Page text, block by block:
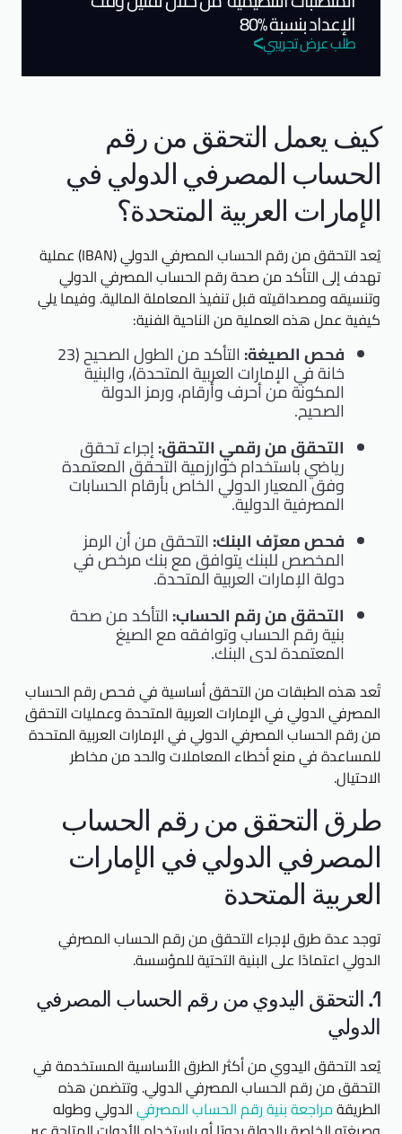
الإعداد بنسبة %80
طلب عرض تجريبي
كيف يعمل التحقق من رقم
الحساب المصرفي الدولي في
الإمارات العربية المتحدة؟
يُعد التحقق من رقم الحساب المصرفي الدولي (IBAN) عملية
تهدف إلى التأكد من صحة رقم الحساب المصرفي الدولي
وتنسيقه ومصداقيته قبل تنفيذ المعاملة المالية. وفيما يلي
كيفية عمل هذه العملية من الناحية الفنية:
فحص الصيغة: التأكد من الطول الصحيح (23
خانة في الإمارات العربية المتحدة)، والبنية
المكونة من أحرف وأرقام، ورمز الدولة
الصحيح.
التحقق من رقمي التحقق:إجراء تحقق
رياضي باستخدام خوارزمية التحقق المعتمدة
وفق المعيار الدولي الخاص بأرقام الحسابات
المصرفية الدولية.
فحص معرّف البنك: التحقق من أن الرمز
المخصص للبنك يتوافق مع بنك مرخص في
دولة الإمارات العربية المتحدة.
التحقق من رقم الحساب: التأكد من صحة
بنية رقم الحساب وتوافقه مع الصيغ
المعتمدة لدى البنك.
تُعد هذه الطبقات من التحقق أساسية في فحص رقم الحساب
المصرفي الدولي في الإمارات العربية المتحدة وعمليات التحقق
من رقم الحساب المصرفي الدولي في الإمارات العربية المتحدة
للمساعدة في منع أخطاء المعاملات والحد من مخاطر
الاحتيال.
طرق التحقق من رقم الحساب
المصرفي الدولي في الإمارات
العربية المتحدة
توجد عدة طرق لإجراء التحقق من رقم الحساب المصرفي
الدولي اعتمادًا على البنية التحتية للمؤسسة.
1. التحقق اليدوي من رقم الحساب المصرفي
الدولي
يُعد التحقق اليدوي من أكثر الطرق الأساسية المستخدمة في
التحقق من رقم الحساب المصرفي الدولي. وتتضمن هذه
الطريقةمراجعة بنية رقم الحساب المصرفيالدولي وطوله